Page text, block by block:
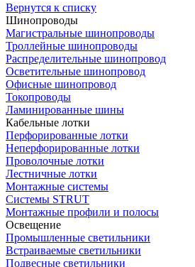
Вернутся к списку
Шинопроводы
Магистральные шинопроводы
Троллейные шинопроводы
Распределительные шинопровод
Осветительные шинопровод
Офисные шинопровод
Токопроводы
Ламинированные шины
Кабельные лотки
Перфорированные лотки
Неперфорированные лотки
Проволочные лотки
Лестничные лотки
Монтажные системы
Системы STRUT
Монтажные профили и полосы
Освещение
Промышленные светильники
Встраиваемые светильники
Подвесные светильники